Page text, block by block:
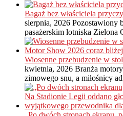
Bagaż bez właściciela
sierpnia, 2026 Pozostawiony
pasażerskim lotniska
Wiosenne przebudzenie w
kwietnia, 2026 Branża
zimowego snu, a miłośnicy